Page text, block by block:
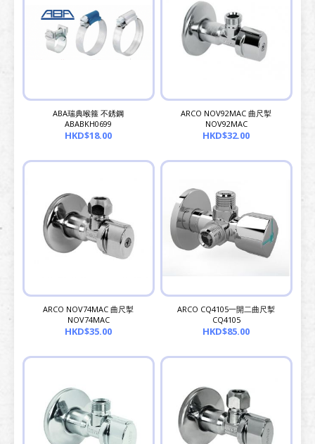
ABA瑞典喉箍 不銹鋼
ABABKH0699
HKD$18.00
ARCO NOV92MAC 曲尺掣
NOV92MAC
HKD$32.00
ARCO NOV74MAC 曲尺掣
NOV74MAC
HKD$35.00
ARCO CQ4105一開二曲尺掣
CQ4105
HKD$85.00